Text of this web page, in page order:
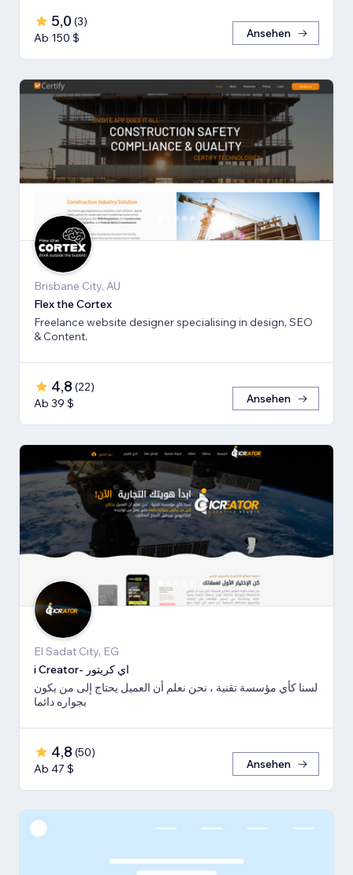
5,0 (3)
Ab 150 $
Ansehen
Brisbane City, AU
Flex the Cortex
Freelance website designer specialising in design, SEO
& Content.
4,8 (22)
Ab 39 $
Ansehen
El Sadat City, EG
i Creator- اي كريتور
لسنا كأي مؤسسة تقنية ، نحن نعلم أن العميل يحتاج إلى من يكون
بجواره دائما
4,8 (50)
Ab 47 $
Ansehen